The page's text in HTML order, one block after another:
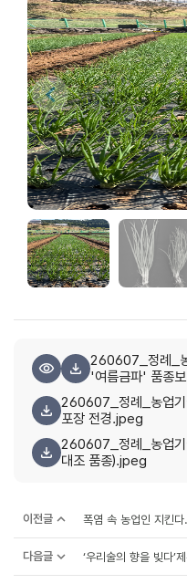
260607_정례_
'여름금파' 품종
260607_정례_농업기
포장 전경.jpeg
260607_정례_농업기
대조 품종).jpeg
이전글 폭염 속 농업인 지킨
다음글 ‘우리술의 향을 빚다’